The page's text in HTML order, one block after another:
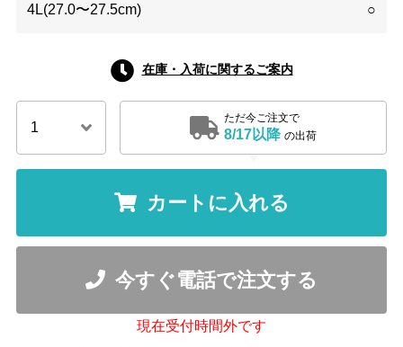
4L(27.0〜27.5cm) ○
在庫・入荷に関するご案内
ただ今ご注文で
8/17以降 の出荷
カートに入れる
今すぐ電話で注文する
現在受付時間外です